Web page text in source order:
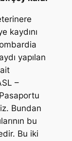
kaydını
yapılan
–
Bundan
bu
Bu iki